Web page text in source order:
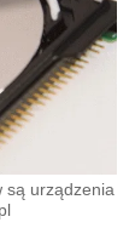
są urządzenia